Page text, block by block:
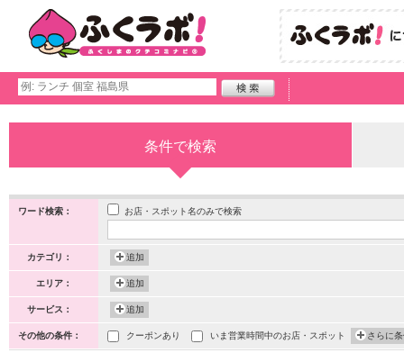
条件で検索
ワード検索： お店・スポット名のみで検索
カテゴリ： 追加
エリア： 追加
サービス： 追加
その他の条件： クーポンあり いま営業時間中のお店・スポット さらに